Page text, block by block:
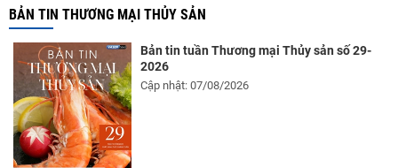
BẢN TIN THƯƠNG MẠI THỦY SẢN
Bản tin tuần Thương mại Thủy sản số 29-
2026
Cập nhật: 07/08/2026